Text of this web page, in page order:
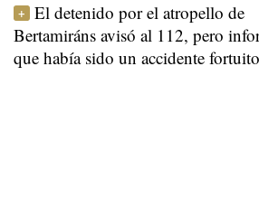
El detenido por el atropello de
Bertamiráns avisó al 112, pero
que había sido un accidente fortuito